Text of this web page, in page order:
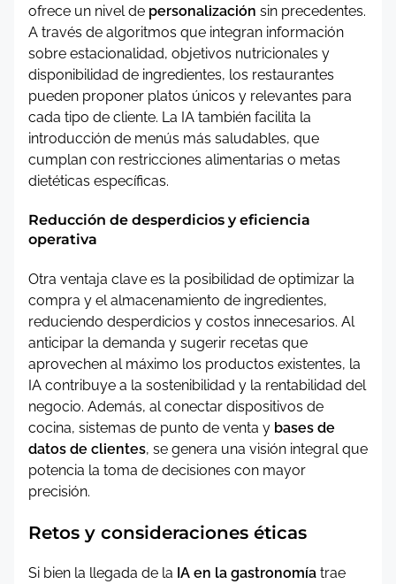
ofrece un nivel de personalización sin precedentes.
A través de algoritmos que integran información
sobre estacionalidad, objetivos nutricionales y
disponibilidad de ingredientes, los restaurantes
pueden proponer platos únicos y relevantes para
cada tipo de cliente. La IA también facilita la
introducción de menús más saludables, que
cumplan con restricciones alimentarias o metas
dietéticas específicas.
Reducción de desperdicios y eficiencia
operativa
Otra ventaja clave es la posibilidad de optimizar la
compra y el almacenamiento de ingredientes,
reduciendo desperdicios y costos innecesarios. Al
anticipar la demanda y sugerir recetas que
aprovechen al máximo los productos existentes, la
IA contribuye a la sostenibilidad y la rentabilidad del
negocio. Además, al conectar dispositivos de
cocina, sistemas de punto de venta y bases de
datos de clientes, se genera una visión integral que
potencia la toma de decisiones con mayor
precisión.
Retos y consideraciones éticas
Si bien la llegada de la IA en la gastronomía trae